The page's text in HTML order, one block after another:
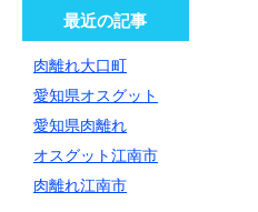
最近の記事
肉離れ大口町
愛知県オスグット
愛知県肉離れ
オスグット江南市
肉離れ江南市